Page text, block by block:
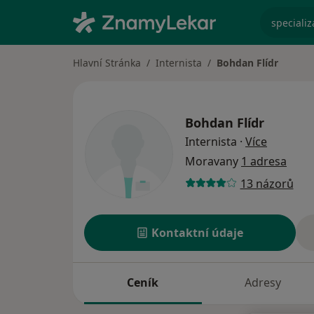
Hlavní Stránka Internista Bohdan Flídr
Bohdan Flídr
Internista · Více
Moravany 1 adresa
13 názorů
Kontaktní údaje
Ceník Adresy